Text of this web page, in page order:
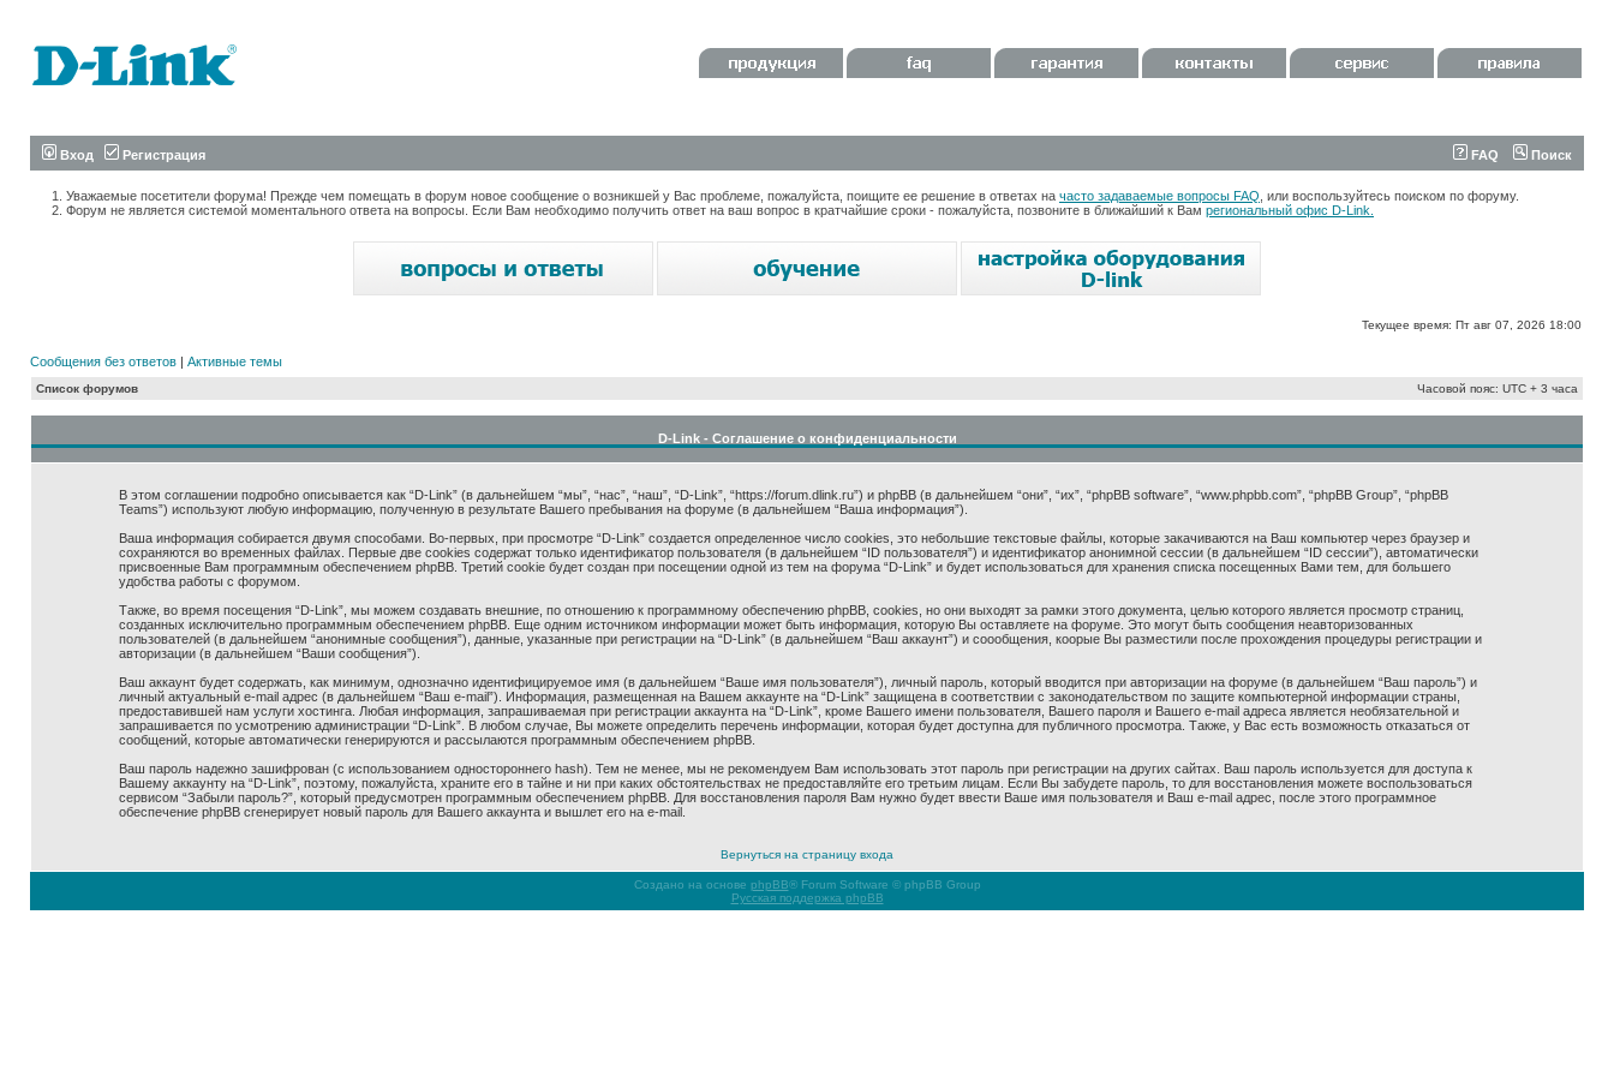
Вход Регистрация FAQ Поиск
Уважаемые посетители форума! Прежде чем помещать в форум новое сообщение о возникшей у Вас проблеме, пожалуйста, поищите ее решение в ответах на часто задаваемые вопросы FAQ , или воспользуйтесь поиском по форуму.
Форум не является системой моментального ответа на вопросы. Если Вам необходимо получить ответ на ваш вопрос в кратчайшие сроки - пожалуйста, позвоните в ближайший к Вам региональный офис D-Link.
Текущее время: Пт авг 07, 2026 18:00
Сообщения без ответов | Активные темы
Список форумов Часовой пояс: UTC + 3 часа
D-Link - Соглашение о конфиденциальности
В этом соглашении подробно описывается как “D-Link” (в дальнейшем “мы”, “нас”, “наш”, “D-Link”, “https://forum.dlink.ru”) и phpBB (в дальнейшем “они”, “их”, “phpBB software”, “www.phpbb.com”, “phpBB Group”, “phpBB
Teams”) используют любую информацию, полученную в результате Вашего пребывания на форуме (в дальнейшем “Ваша информация”).
Ваша информация собирается двумя способами. Во-первых, при просмотре “D-Link” создается определенное число cookies, это небольшие текстовые файлы, которые закачиваются на Ваш компьютер через браузер и
сохраняются во временных файлах. Первые две cookies содержат только идентификатор пользователя (в дальнейшем “ID пользователя”) и идентификатор анонимной сессии (в дальнейшем “ID сессии”), автоматически
присвоенные Вам программным обеспечением phpBB. Третий cookie будет создан при посещении одной из тем на форума “D-Link” и будет использоваться для хранения списка посещенных Вами тем, для большего
удобства работы с форумом.
Также, во время посещения “D-Link”, мы можем создавать внешние, по отношению к программному обеспечению phpBB, cookies, но они выходят за рамки этого документа, целью которого является просмотр страниц,
созданных исключительно программным обеспечением phpBB. Еще одним источником информации может быть информация, которую Вы оставляете на форуме. Это могут быть сообщения неавторизованных
пользователей (в дальнейшем “анонимные сообщения”), данные, указанные при регистрации на “D-Link” (в дальнейшем “Ваш аккаунт”) и соообщения, коорые Вы разместили после прохождения процедуры регистрации и
авторизации (в дальнейшем “Ваши сообщения”).
Ваш аккаунт будет содержать, как минимум, однозначно идентифицируемое имя (в дальнейшем “Ваше имя пользователя”), личный пароль, который вводится при авторизации на форуме (в дальнейшем “Ваш пароль”) и
личный актуальный e-mail адрес (в дальнейшем “Ваш e-mail”). Информация, размещенная на Вашем аккаунте на “D-Link” защищена в соответствии с законодательством по защите компьютерной информации страны,
предоставившей нам услуги хостинга. Любая информация, запрашиваемая при регистрации аккаунта на “D-Link”, кроме Вашего имени пользователя, Вашего пароля и Вашего e-mail адреса является необязательной и
запрашивается по усмотрению администрации “D-Link”. В любом случае, Вы можете определить перечень информации, которая будет доступна для публичного просмотра. Также, у Вас есть возможность отказаться от
сообщений, которые автоматически генерируются и рассылаются программным обеспечением phpBB.
Ваш пароль надежно зашифрован (с использованием одностороннего hash). Тем не менее, мы не рекомендуем Вам использовать этот пароль при регистрации на других сайтах. Ваш пароль используется для доступа к
Вашему аккаунту на “D-Link”, поэтому, пожалуйста, храните его в тайне и ни при каких обстоятельствах не предоставляйте его третьим лицам. Если Вы забудете пароль, то для восстановления можете воспользоваться
сервисом “Забыли пароль?”, который предусмотрен программным обеспечением phpBB. Для восстановления пароля Вам нужно будет ввести Ваше имя пользователя и Ваш e-mail адрес, после этого программное
обеспечение phpBB сгенерирует новый пароль для Вашего аккаунта и вышлет его на e-mail.
Вернуться на страницу входа
Создано на основе phpBB® Forum Software © phpBB Group
Русская поддержка phpBB